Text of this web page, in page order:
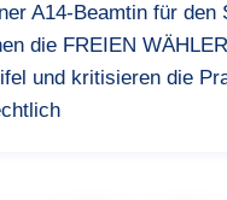
A14-Beamtin für den
die FREIEN
und kritisieren die